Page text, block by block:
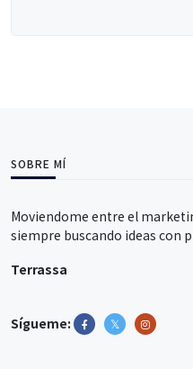
SOBRE MÍ
Moviendome entre el
siempre buscando ideas con
Terrassa
Sígueme: